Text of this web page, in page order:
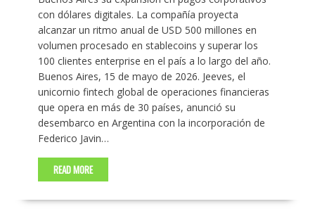
con dólares digitales. La compañía proyecta
alcanzar un ritmo anual de USD 500 millones en
volumen procesado en stablecoins y superar los
100 clientes enterprise en el país a lo largo del año.
Buenos Aires, 15 de mayo de 2026. Jeeves, el
unicornio fintech global de operaciones financieras
que opera en más de 30 países, anunció su
desembarco en Argentina con la incorporación de
Federico Javin…
READ MORE